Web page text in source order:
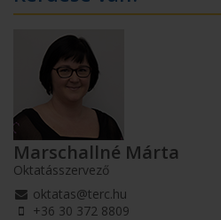
Marschallné Márta
Oktatásszervező
oktatas@terc.hu
+36 30 372 8809